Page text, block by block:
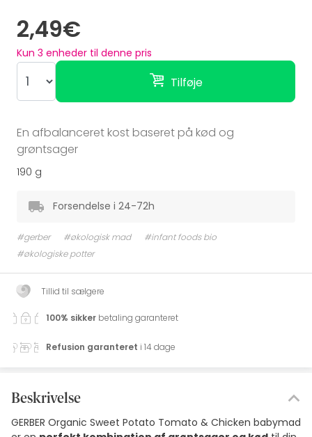
2,49€
Kun 3 enheder til denne pris
Tilføje
En afbalanceret kost baseret på kød og
grøntsager
190 g
Forsendelse i 24-72h
#gerber #økologisk mad
#infant foods bio
#økologiske potter
Tillid til sælgere
100% sikker betaling garanteret
Refusion garanteret i 14 dage
Beskrivelse
GERBER Organic Sweet Potato Tomato & Chicken babymad